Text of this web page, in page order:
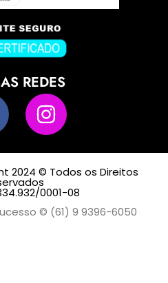
REDES
2024 © Todos os Direitos
0001-08
© (61) 9 9396-6050